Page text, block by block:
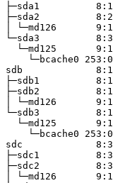
├─sda1
├─sda2
│ └─md126
└─sda3
└─md125
└─bcache0
sdb
├─sdb1
├─sdb2
│ └─md126
└─sdb3
└─md125
└─bcache0
sdc
├─sdc1
├─sdc2
│ └─md126